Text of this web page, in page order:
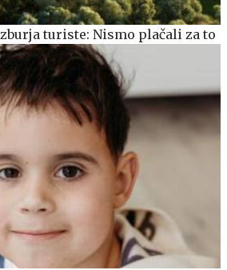
turiste: Nismo plačali za to